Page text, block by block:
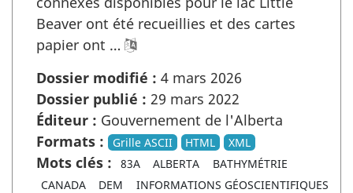
Beaver ont été recueillies et des cartes
papier ont …
Dossier modifié : 4 mars 2026
Dossier publié : 29 mars 2022
Éditeur : Gouvernement de l'Alberta
Formats :
Grille ASCII HTML XML
Mots clés : 83A ALBERTA
BATHYMÉTRIE
CANADA
DEM
INFORMATIONS GÉOSCIENTIFIQUES